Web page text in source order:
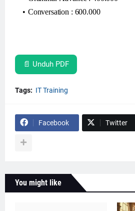
Conversation : 600.000
📄 Unduh PDF
Tags: IT Training
Facebook Twitter
You might like